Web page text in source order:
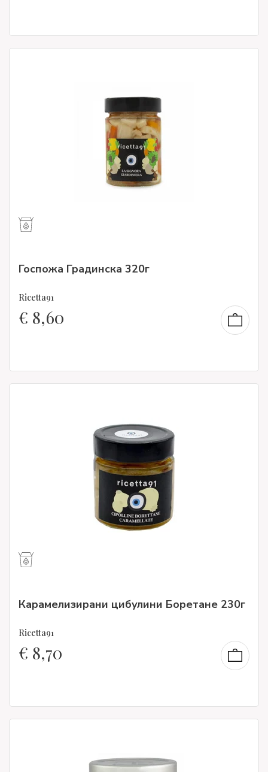
Госпожа Градинска 320г
Ricetta91
€ 8,60
Карамелизирани цибулини Боретане 230г
Ricetta91
€ 8,70